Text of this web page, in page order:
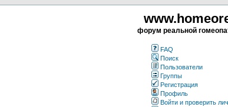
форум реальной
FAQ
Поиск
Пользователи
Группы
Регистрация
Профиль
Войти и проверить